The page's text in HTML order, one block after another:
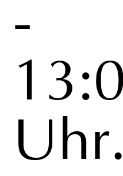
-
Uhr.